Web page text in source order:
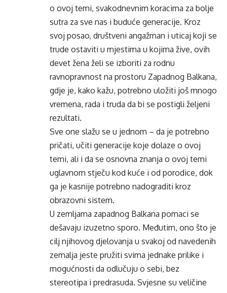
o ovoj temi, svakodnevnim koracima za bolje
sutra za sve nas i buduće generacije. Kroz
svoj posao, društveni angažman i uticaj koji se
trude ostaviti u mjestima u kojima žive, ovih
devet žena želi se izboriti za rodnu
ravnopravnost na prostoru Zapadnog Balkana,
gdje je, kako kažu, potrebno uložiti još mnogo
vremena, rada i truda da bi se postigli željeni
rezultati.
Sve one slažu se u jednom – da je potrebno
pričati, učiti generacije koje dolaze o ovoj
temi, ali i da se osnovna znanja o ovoj temi
uglavnom stječu kod kuće i od porodice, dok
ga je kasnije potrebno nadograditi kroz
obrazovni sistem.
U zemljama zapadnog Balkana pomaci se
dešavaju izuzetno sporo. Međutim, ono što je
cilj njihovog djelovanja u svakoj od navedenih
zemalja jeste pružiti svima jednake prilike i
mogućnosti da odlučuju o sebi, bez
stereotipa i predrasuda. Svjesne su veličine